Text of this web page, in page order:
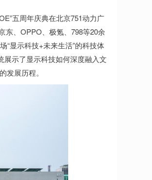
五周年庆典在北京751动力广
东、OPPO、极氪、798等20余
“显示科技+未来生活”的科技体
展示了显示科技如何深度融入文
展历程。